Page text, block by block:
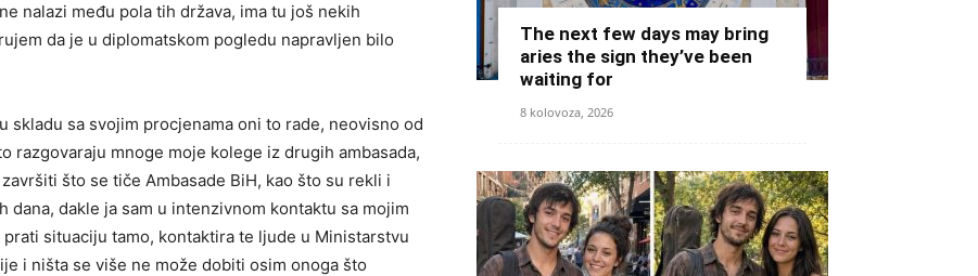
nalazi među pola tih država, ima tu još nekih
da je u diplomatskom pogledu napravljen bilo
skladu sa svojim procjenama oni to rade, neovisno od
razgovaraju mnoge moje kolege iz drugih ambasada,
što se tiče Ambasade BiH, kao što su rekli i
dakle ja sam u intenzivnom kontaktu sa mojim
situaciju tamo, kontaktira te ljude u Ministarstvu
i ništa se više ne može dobiti osim onoga što
The next few days may bring
aries the sign they’ve been
waiting for
8 kolovoza, 2026